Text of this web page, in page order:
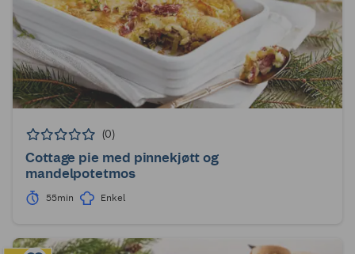
(0)
Cottage pie med pinnekjøtt og
mandelpotetmos
55min Enkel